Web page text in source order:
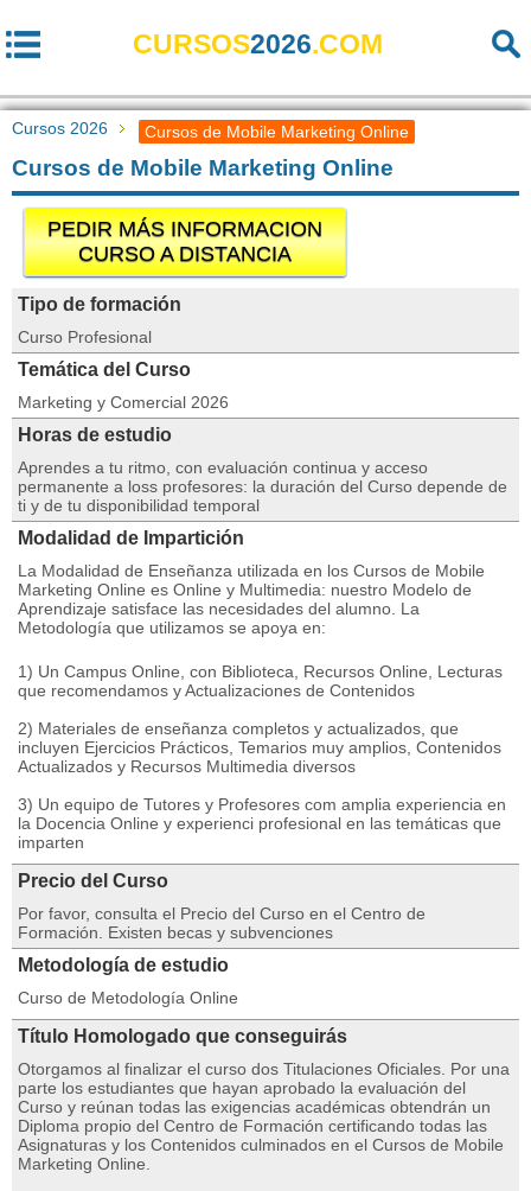
CURSOS2026.COM
Cursos 2026 Cursos de Mobile Marketing Online
Cursos de Mobile Marketing Online
PEDIR MÁS INFORMACION
CURSO A DISTANCIA
Tipo de formación
Curso Profesional
Temática del Curso
Marketing y Comercial 2026
Horas de estudio
Aprendes a tu ritmo, con evaluación continua y acceso
permanente a loss profesores: la duración del Curso depende de
ti y de tu disponibilidad temporal
Modalidad de Impartición
La Modalidad de Enseñanza utilizada en los Cursos de Mobile
Marketing Online es Online y Multimedia: nuestro Modelo de
Aprendizaje satisface las necesidades del alumno. La
Metodología que utilizamos se apoya en:
1) Un Campus Online, con Biblioteca, Recursos Online, Lecturas
que recomendamos y Actualizaciones de Contenidos
2) Materiales de enseñanza completos y actualizados, que
incluyen Ejercicios Prácticos, Temarios muy amplios, Contenidos
Actualizados y Recursos Multimedia diversos
3) Un equipo de Tutores y Profesores com amplia experiencia en
la Docencia Online y experienci profesional en las temáticas que
imparten
Precio del Curso
Por favor, consulta el Precio del Curso en el Centro de
Formación. Existen becas y subvenciones
Metodología de estudio
Curso de Metodología Online
Título Homologado que conseguirás
Otorgamos al finalizar el curso dos Titulaciones Oficiales. Por una
parte los estudiantes que hayan aprobado la evaluación del
Curso y reúnan todas las exigencias académicas obtendrán un
Diploma propio del Centro de Formación certificando todas las
Asignaturas y los Contenidos culminados en el Cursos de Mobile
Marketing Online.